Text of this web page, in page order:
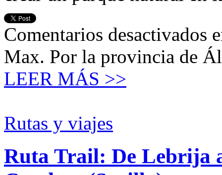
Comentarios desactivados
Max. Por la provincia de
LEER MÁS >>
Rutas y viajes
Ruta Trail: De Lebrija